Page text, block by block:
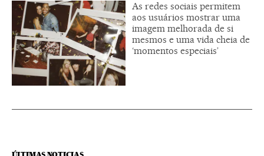
As redes sociais permitem
aos usuários mostrar uma
imagem melhorada de si
mesmos e uma vida cheia de
‘momentos especiais’